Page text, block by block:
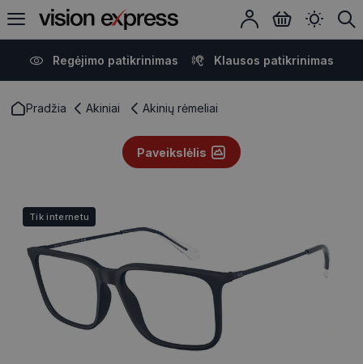
Regėjimo patikrinimas Klausos patikrinimas
Pradžia Akiniai Akinių rėmeliai
Paveikslėlis
Tik internetu